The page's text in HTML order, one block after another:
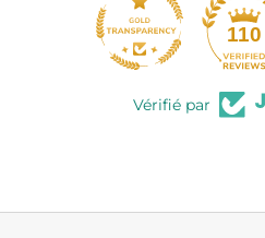
110
Vérifié par